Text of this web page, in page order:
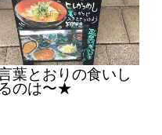
葉とおりの食いし
のは〜★